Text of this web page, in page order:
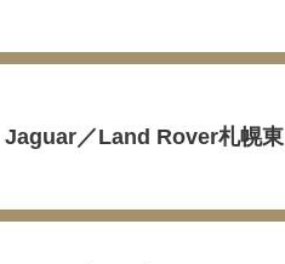
Jaguar／Land Rover札幌東